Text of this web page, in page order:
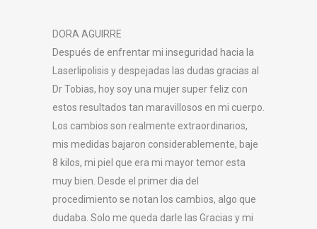
DORA AGUIRRE
Después de enfrentar mi inseguridad hacia la
Laserlipolisis y despejadas las dudas gracias al
Dr Tobias, hoy soy una mujer super feliz con
estos resultados tan maravillosos en mi cuerpo.
Los cambios son realmente extraordinarios,
mis medidas bajaron considerablemente, baje
8 kilos, mi piel que era mi mayor temor esta
muy bien. Desde el primer dia del
procedimiento se notan los cambios, algo que
dudaba. Solo me queda darle las Gracias y mi